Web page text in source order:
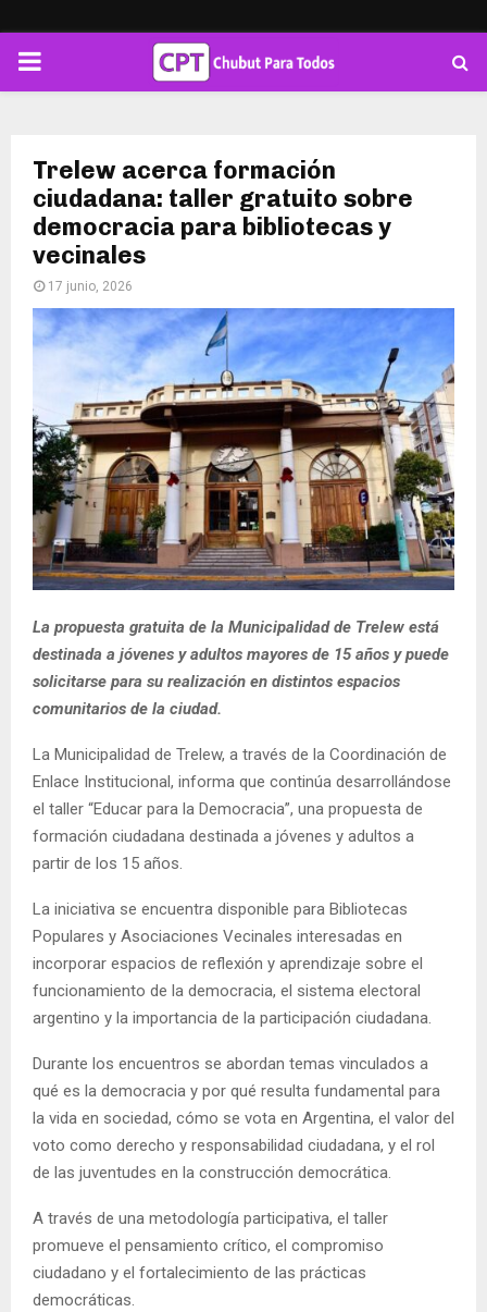
PRIMARY
Trelew acerca formación
ciudadana: taller gratuito sobre
democracia para bibliotecas y
vecinales
17 junio, 2026
La propuesta gratuita de la Municipalidad de Trelew está
destinada a jóvenes y adultos mayores de 15 años y puede
solicitarse para su realización en distintos espacios
comunitarios de la ciudad.
La Municipalidad de Trelew, a través de la Coordinación de
Enlace Institucional, informa que continúa desarrollándose
el taller “Educar para la Democracia”, una propuesta de
formación ciudadana destinada a jóvenes y adultos a
partir de los 15 años.
La iniciativa se encuentra disponible para Bibliotecas
Populares y Asociaciones Vecinales interesadas en
incorporar espacios de reflexión y aprendizaje sobre el
funcionamiento de la democracia, el sistema electoral
argentino y la importancia de la participación ciudadana.
Durante los encuentros se abordan temas vinculados a
qué es la democracia y por qué resulta fundamental para
la vida en sociedad, cómo se vota en Argentina, el valor del
voto como derecho y responsabilidad ciudadana, y el rol
de las juventudes en la construcción democrática.
A través de una metodología participativa, el taller
promueve el pensamiento crítico, el compromiso
ciudadano y el fortalecimiento de las prácticas
democráticas.